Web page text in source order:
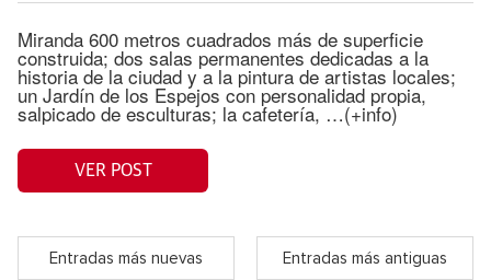
Miranda 600 metros cuadrados más de superficie
construida; dos salas permanentes dedicadas a la
historia de la ciudad y a la pintura de artistas locales;
un Jardín de los Espejos con personalidad propia,
salpicado de esculturas; la cafetería, …(+info)
VER POST
Entradas más nuevas Entradas más antiguas